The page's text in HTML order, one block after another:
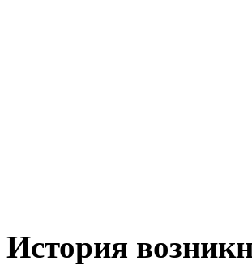
История